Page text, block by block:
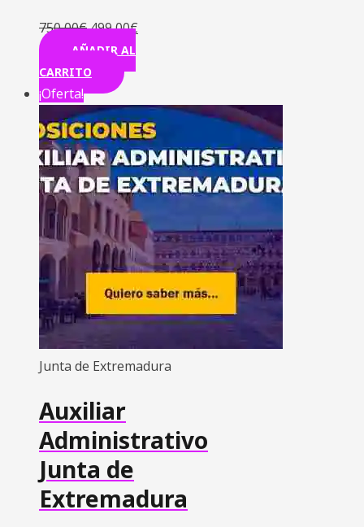
750,00€499,00€
AÑADIR AL
CARRITO
¡Oferta!
Junta de Extremadura
Auxiliar
Administrativo
Junta de
Extremadura